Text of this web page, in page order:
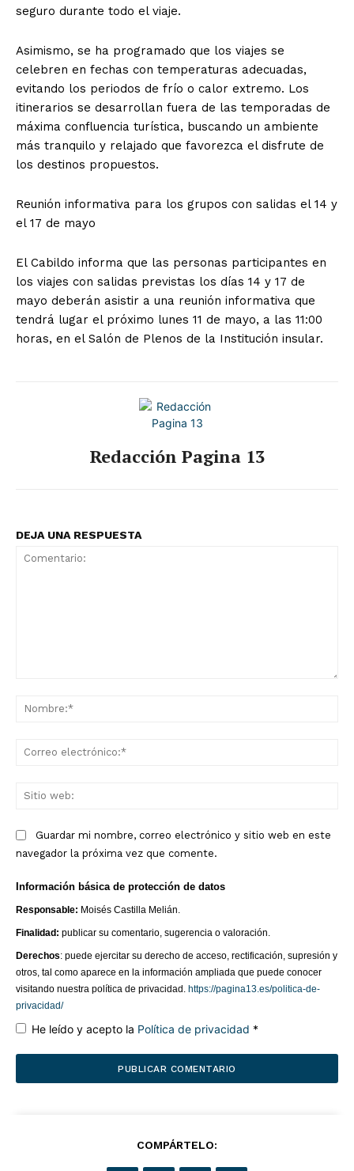
Grupo
Doce Más Una
seguro durante todo el viaje.
Asimismo, se ha programado que los viajes se
celebren en fechas con temperaturas adecuadas,
evitando los periodos de frío o calor extremo. Los
itinerarios se desarrollan fuera de las temporadas de
máxima confluencia turística, buscando un ambiente
más tranquilo y relajado que favorezca el disfrute de
los destinos propuestos.
Reunión informativa para los grupos con salidas el 14 y
el 17 de mayo
El Cabildo informa que las personas participantes en
los viajes con salidas previstas los días 14 y 17 de
mayo deberán asistir a una reunión informativa que
tendrá lugar el próximo lunes 11 de mayo, a las 11:00
horas, en el Salón de Plenos de la Institución insular.
Redacción Pagina 13
DEJA UNA RESPUESTA
Guardar mi nombre, correo electrónico y sitio web en este
navegador la próxima vez que comente.
Información básica de protección de datos
Responsable: Moisés Castilla Melián.
Finalidad: publicar su comentario, sugerencia o valoración.
Derechos: puede ejercitar su derecho de acceso, rectificación, supresión y
otros, tal como aparece en la información ampliada que puede conocer
visitando nuestra política de privacidad. https://pagina13.es/politica-de-
privacidad/
He leído y acepto la Política de privacidad *
COMPÁRTELO: